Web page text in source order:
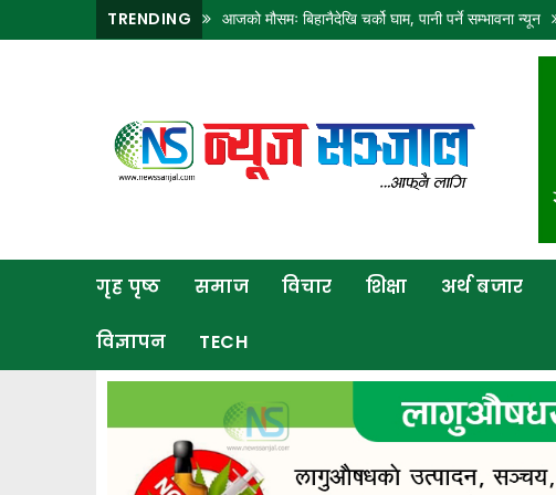
TRENDING आजको मौसमः बिहानैदेखि चर्को घाम, पानी पर्ने सम्भावना न्यून
गृह पृष्ठ समाज विचार शिक्षा अर्थ बजार
विज्ञापन TECH
राजनीति